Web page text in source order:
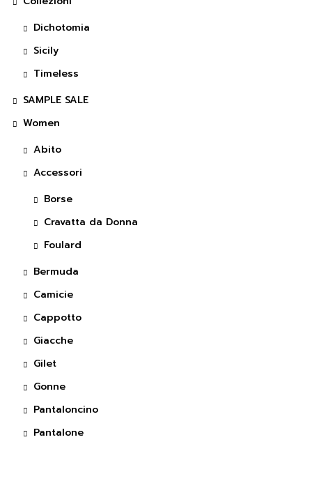
Dichotomia
Sicily
Timeless
SAMPLE SALE
Women
Abito
Accessori
Borse
Cravatta da Donna
Foulard
Bermuda
Camicie
Cappotto
Giacche
Gilet
Gonne
Pantaloncino
Pantalone